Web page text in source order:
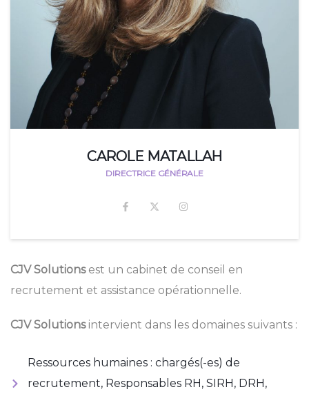
CAROLE MATALLAH
DIRECTRICE GÉNÉRALE
CJV Solutionsest un cabinet de conseil en
recrutement et assistance opérationnelle.
CJV Solutionsintervient dans les domaines suivants :
Ressources humaines : chargés(-es) de
recrutement, Responsables RH, SIRH, DRH,